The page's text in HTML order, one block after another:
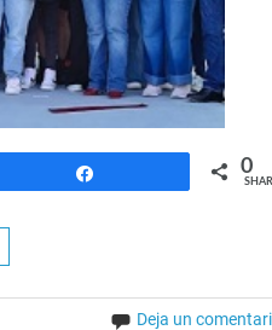
0
Deja un